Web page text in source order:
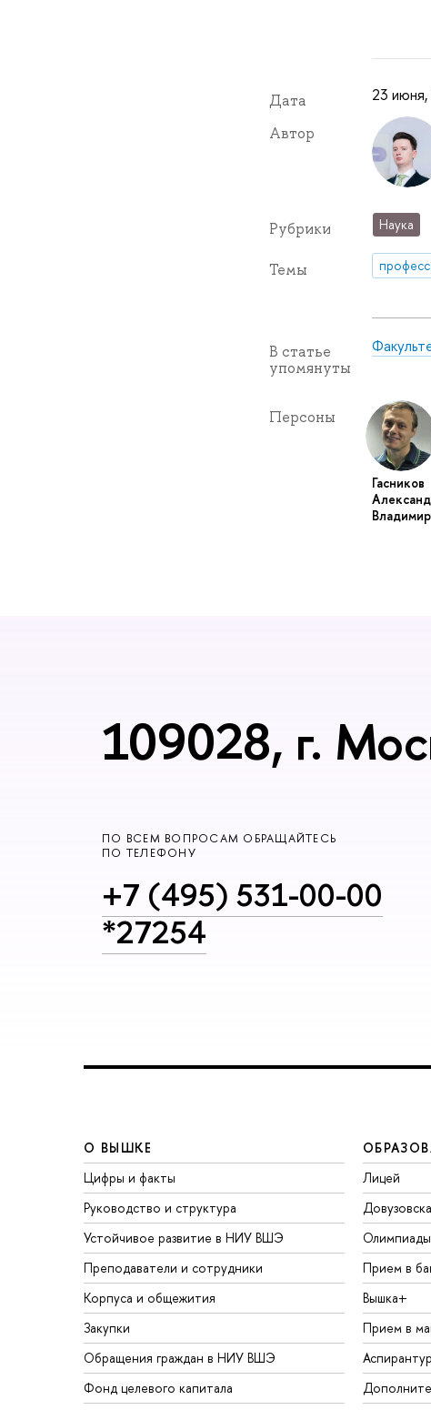
Дата 23 июня,
Автор
Рубрики Наука
Темы
В статье
упомянуты
Персоны
Гасников
109028, г.
ПО ВСЕМ ВОПРОСАМ ОБРАЩАЙТЕСЬ
ПО ТЕЛЕФОНУ
+7 (495) 531-00-00
*27254
О ВЫШКЕ
Цифры и факты
Руководство и структура
Устойчивое развитие в НИУ ВШЭ
Преподаватели и сотрудники
Корпуса и общежития
Закупки
Обращения граждан в НИУ ВШЭ
Фонд целевого капитала
Лицей
Олимпиады
Прием в
Вышка+
Прием в